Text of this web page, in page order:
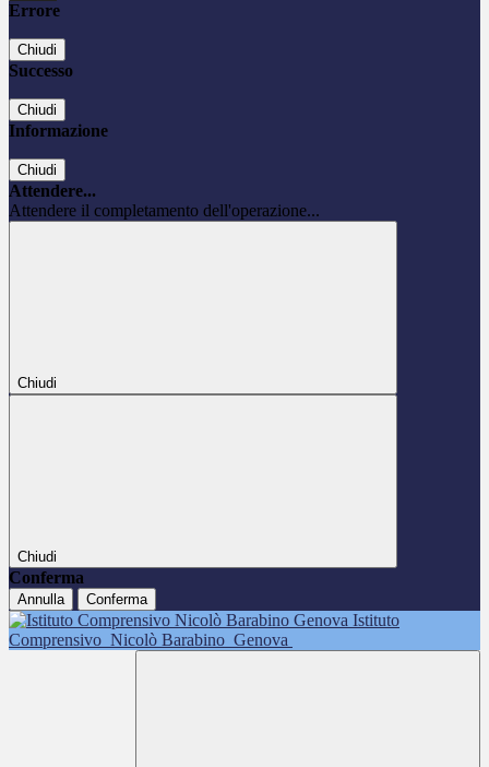
Errore
Chiudi
Successo
Chiudi
Informazione
Chiudi
Attendere...
Attendere il completamento dell'operazione...
Chiudi
Chiudi
Conferma
Annulla Conferma
Istituto
Comprensivo Nicolò Barabino Genova